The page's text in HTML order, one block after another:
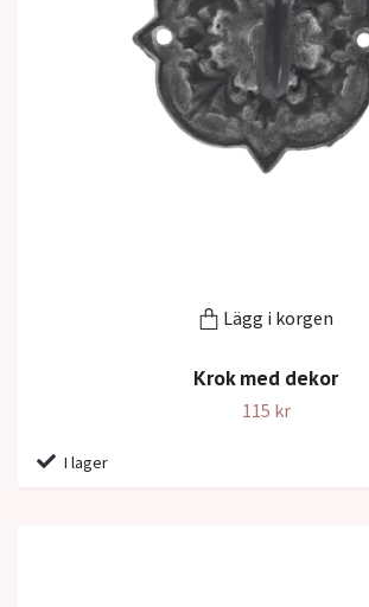
Lägg i korgen
Krok med dekor
115 kr
I lager